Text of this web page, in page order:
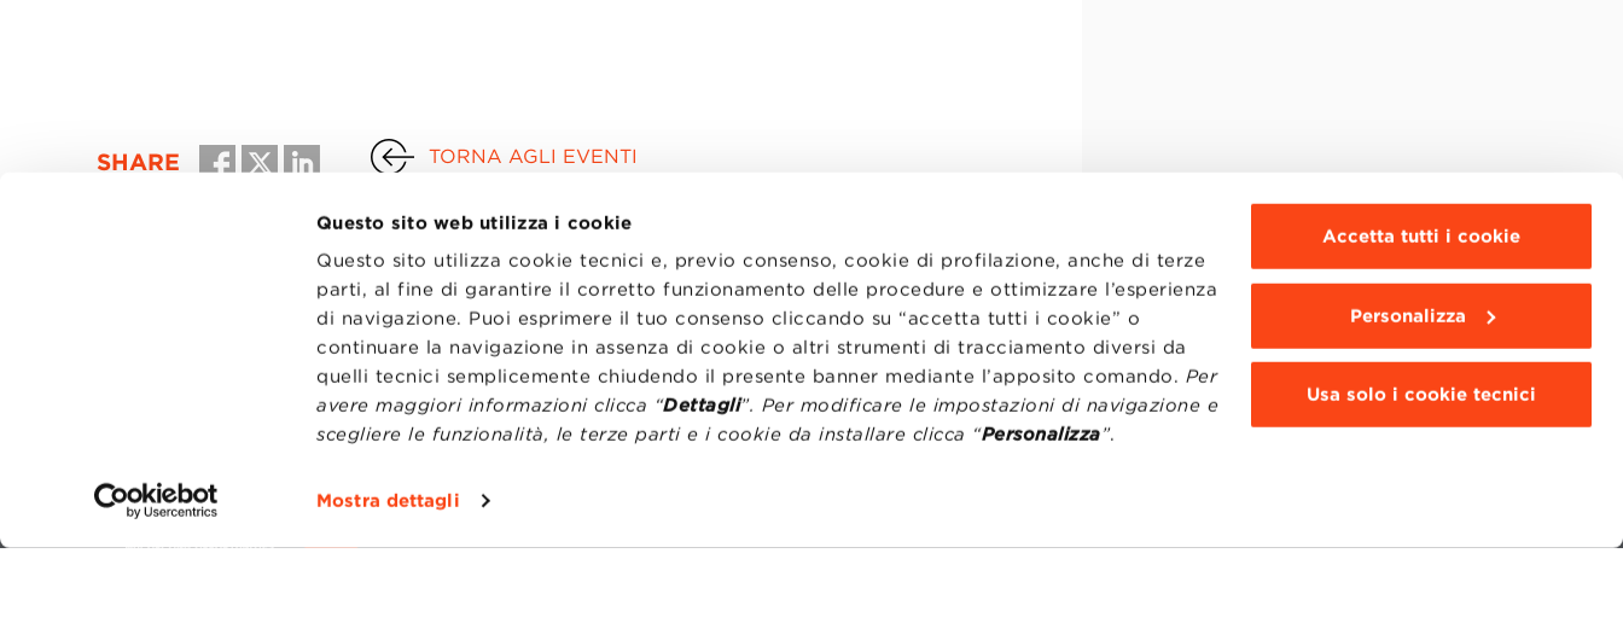
Questo sito web utilizza i cookie
Questo sito utilizza cookie tecnici e, previo consenso, cookie di profilazione, anche di terze
parti, al fine di garantire il corretto funzionamento delle procedure e ottimizzare l’esperienza
di navigazione. Puoi esprimere il tuo consenso cliccando su “accetta tutti i cookie” o
continuare la navigazione in assenza di cookie o altri strumenti di tracciamento diversi da
quelli tecnici semplicemente chiudendo il presente banner mediante l’apposito comando. Per
avere maggiori informazioni clicca “Dettagli”. Per modificare le impostazioni di navigazione e
scegliere le funzionalità, le terze parti e i cookie da installare clicca “Personalizza”.
Mostra dettagli
Accetta tutti i cookie
Personalizza
Usa solo i cookie tecnici
SHARE TORNA AGLI EVENTI
TRASPARENZA
PRIVACY